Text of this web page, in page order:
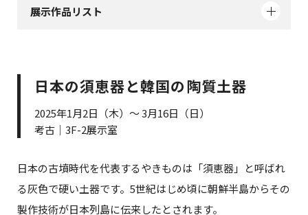
展示作品リスト
日本の須恵器と韓国の陶質土器
2025年1月2日（木）～ 3月16日（日）
考古｜3F-2展示室
日本の古墳時代を代表するやきものは「須恵器」と呼ばれ
る灰色で硬い土器です。5世紀はじめ頃に朝鮮半島からその
製作技術が日本列島に伝来したとされます。